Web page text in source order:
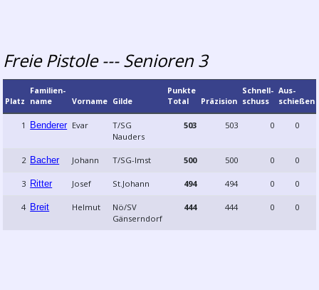
Freie Pistole --- Senioren 3
Platz
Familien­
name
Vorname Gilde
Punkte
Total
Präzision
Schnell­
schuss
Aus­
schießen
1 Benderer Evar
T/SG
Nauders
503 503 0 0
2 Bacher Johann T/SG-Imst 500 500 0 0
3 Ritter Josef St.Johann 494 494 0 0
4 Breit Helmut
Nö/SV
Gänserndorf
444 444 0 0